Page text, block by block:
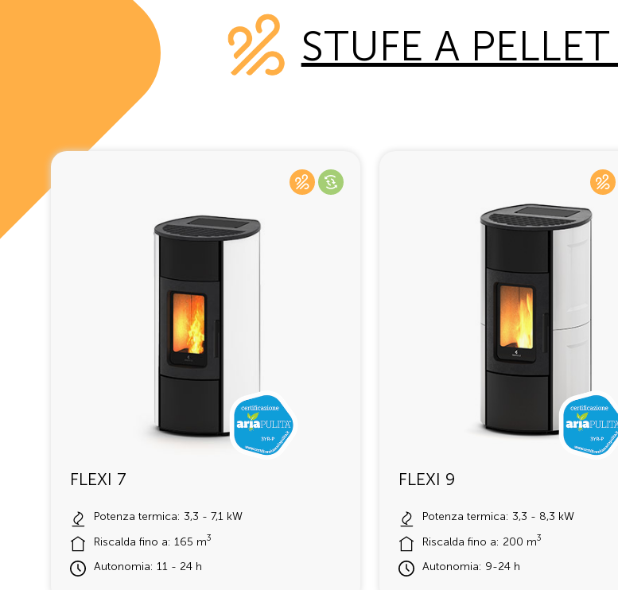
STUFE A
FLEXI 7
Potenza termica: 3,3 - 7,1 kW
Riscalda fino a: 165 m3
Autonomia: 11 - 24 h
FLEXI 9
Potenza termica: 3,3 - 8,3 kW
Riscalda fino a: 200 m3
Autonomia: 9-24 h